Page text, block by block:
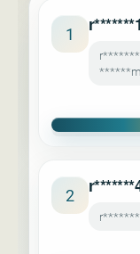
1 r*******1
******m
2